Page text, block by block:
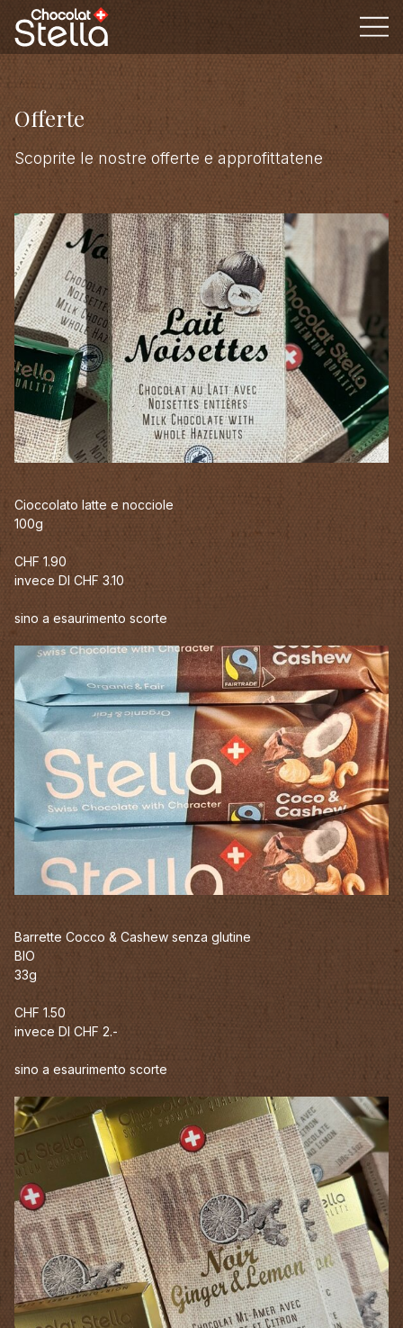
Offerte
Scoprite le nostre offerte e approfittatene
Cioccolato latte e nocciole
100g
CHF 1.90
invece DI CHF 3.10
sino a esaurimento scorte
Barrette Cocco & Cashew senza glutine
BIO
33g
CHF 1.50
invece DI CHF 2.-
sino a esaurimento scorte